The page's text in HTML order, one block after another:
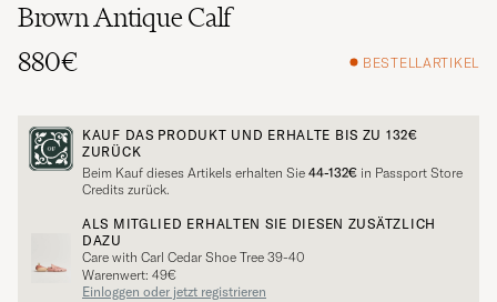
Brown Antique Calf
880€
BESTELLARTIKEL
KAUF DAS PRODUKT UND ERHALTE BIS ZU 132€
ZURÜCK
Beim Kauf dieses Artikels erhalten Sie 44-132€ in Passport Store
Credits zurück.
ALS MITGLIED ERHALTEN SIE DIESEN ZUSÄTZLICH
DAZU
Care with Carl Cedar Shoe Tree 39-40
Warenwert: 49€
Einloggen oder jetzt registrieren